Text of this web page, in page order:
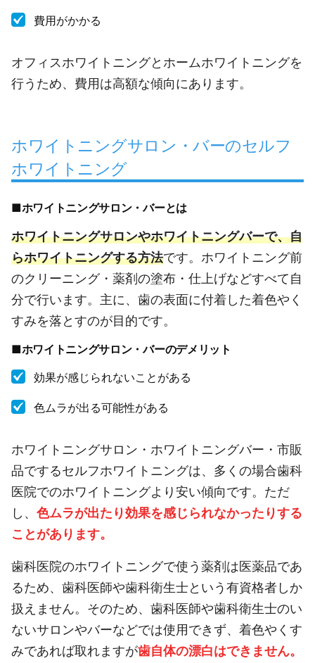
費用がかかる
オフィスホワイトニングとホームホワイトニングを
行うため、費用は高額な傾向にあります。
ホワイトニングサロン・バーのセルフ
ホワイトニング
■ホワイトニングサロン・バーとは
ホワイトニングサロンやホワイトニングバーで、自
らホワイトニングする方法です。ホワイトニング前
のクリーニング・薬剤の塗布・仕上げなどすべて自
分で行います。主に、歯の表面に付着した着色やく
すみを落とすのが目的です。
■ホワイトニングサロン・バーのデメリット
効果が感じられないことがある
色ムラが出る可能性がある
ホワイトニングサロン・ホワイトニングバー・市販
品でするセルフホワイトニングは、多くの場合歯科
医院でのホワイトニングより安い傾向です。ただ
し、 色ムラが出たり効果を感じられなかったりする
ことがあります。
歯科医院のホワイトニングで使う薬剤は医薬品であ
るため、歯科医師や歯科衛生士という有資格者しか
扱えません。そのため、歯科医師や歯科衛生士のい
ないサロンやバーなどでは使用できず、着色やくす
みであれば取れますが歯自体の漂白はできません。